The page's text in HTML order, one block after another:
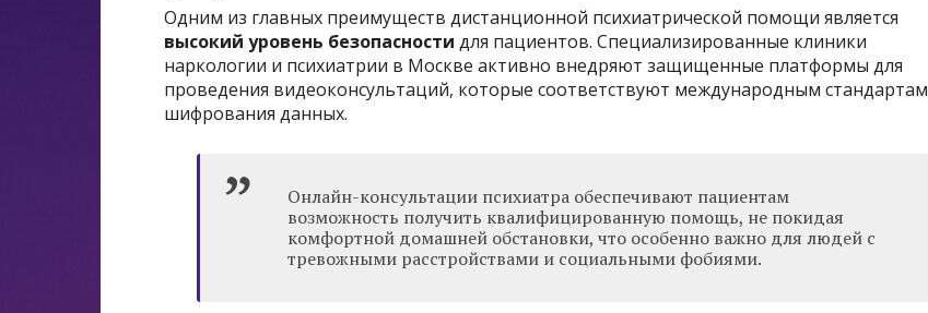
Одним из главных преимуществ дистанционной психиатрической помощи является
высокий уровень безопасности для пациентов. Специализированные клиники
наркологии и психиатрии в Москве активно внедряют защищенные платформы для
проведения видеоконсультаций, которые соответствуют международным стандартам
шифрования данных.
Онлайн-консультации психиатра обеспечивают пациентам
возможность получить квалифицированную помощь, не покидая
комфортной домашней обстановки, что особенно важно для людей с
тревожными расстройствами и социальными фобиями.